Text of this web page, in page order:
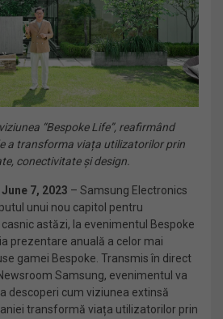
“Bespoke Life”, reafirmând
a transforma viața utilizatorilor prin
conectivitate și design.
7, 2023 – Samsung Electronics
unui nou capitol pentru
astăzi, la evenimentul Bespoke
prezentare anuală a celor mai
gamei Bespoke. Transmis în direct
Samsung, evenimentul va
descoperi cum viziunea extinsă
transformă viața utilizatorilor prin